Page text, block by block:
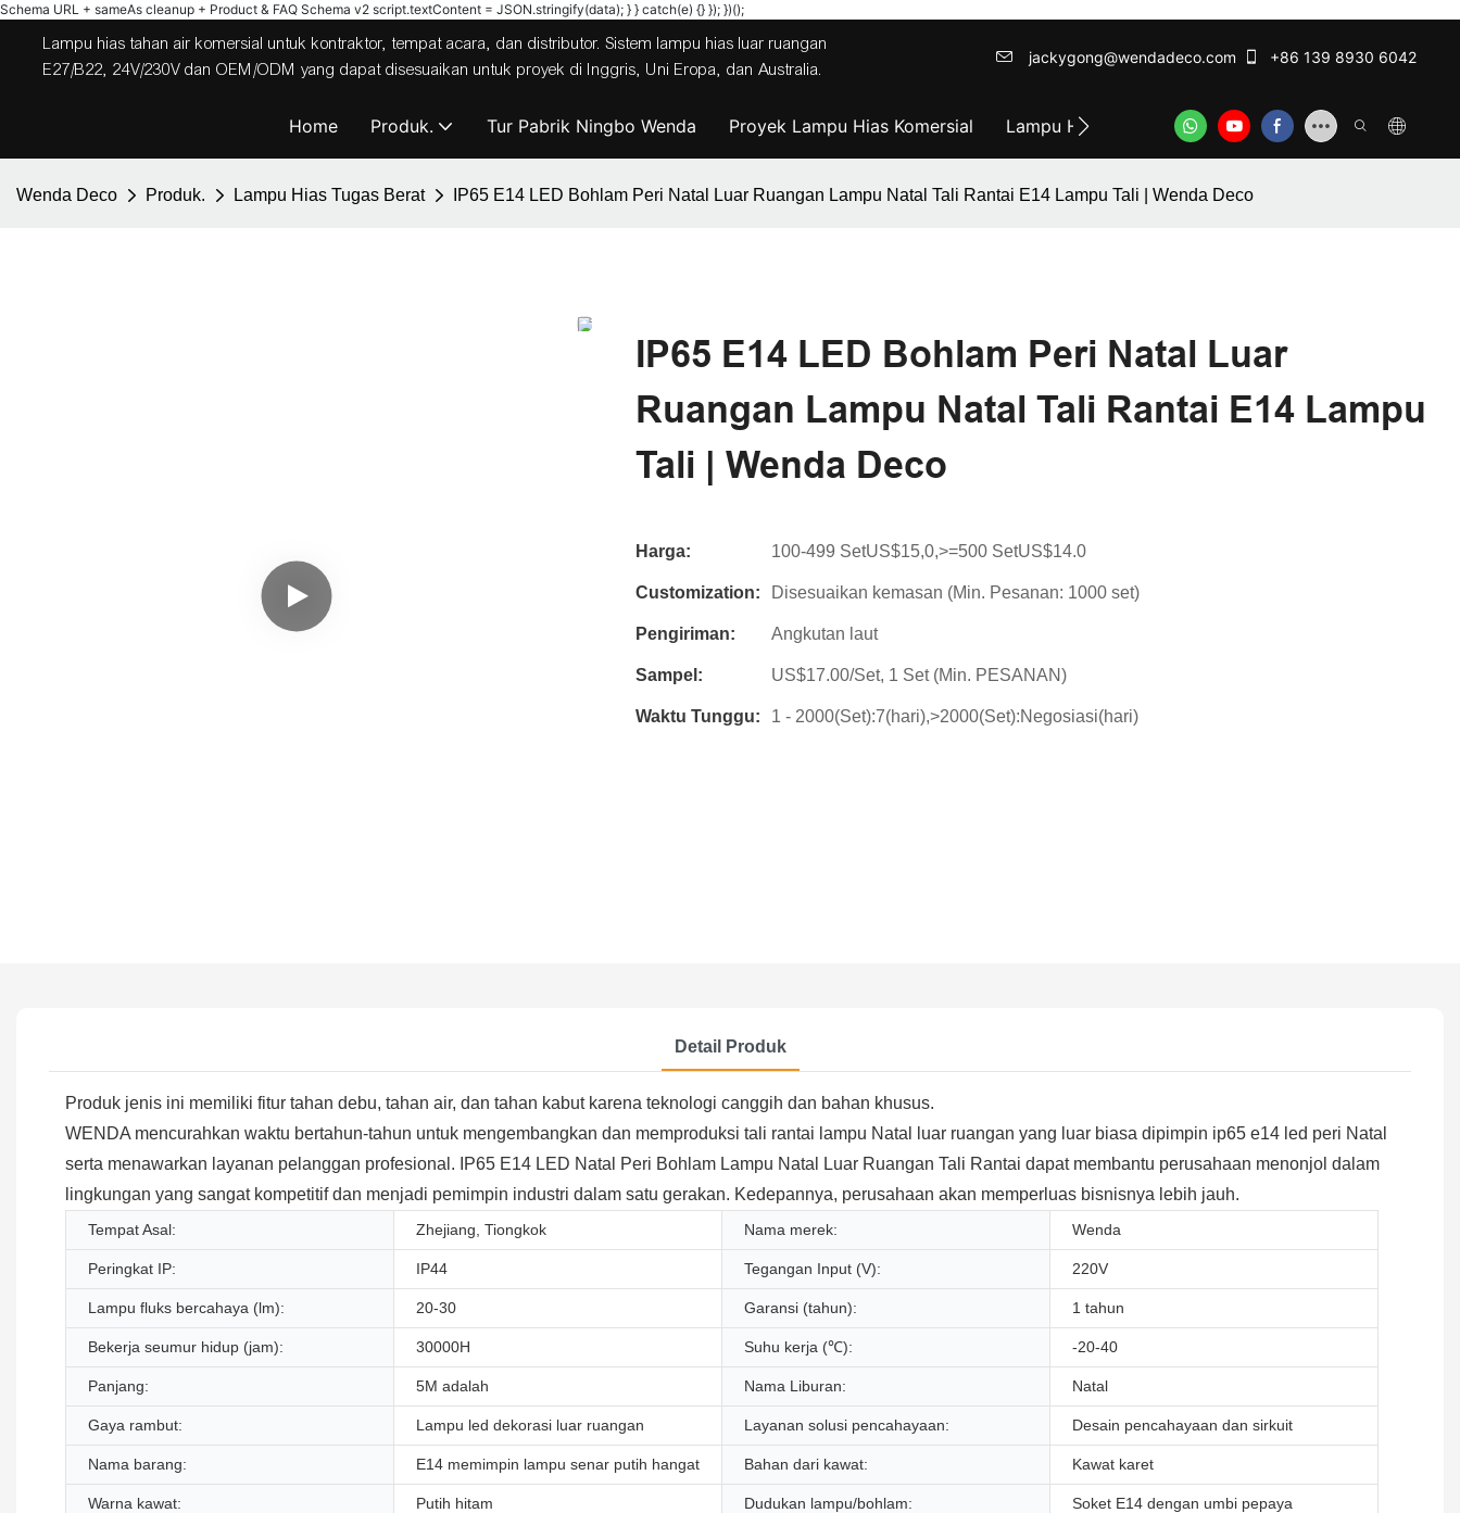
Schema URL + sameAs cleanup + Product & FAQ Schema v2 script.textContent = JSON.stringify(data); } } catch(e) {} }); })();
Lampu hias tahan air komersial untuk kontraktor, tempat acara, dan distributor. Sistem lampu hias luar ruangan
E27/B22, 24V/230V dan OEM/ODM yang dapat disesuaikan untuk proyek di Inggris, Uni Eropa, dan Australia.
jackygong@wendadeco.com​​​​​​​ +86 139 8930 6042
Home Produk. Tur Pabrik Ningbo Wenda Proyek Lampu Hias Komersial Lampu Hias Terbaik ODM/OEM SERVICE
Wenda Deco Produk. Lampu Hias Tugas Berat IP65 E14 LED Bohlam Peri Natal Luar Ruangan Lampu Natal Tali Rantai E14 Lampu Tali | Wenda Deco
IP65 E14 LED Bohlam Peri Natal Luar
Ruangan Lampu Natal Tali Rantai E14 Lampu
Tali | Wenda Deco
Harga: 100-499 SetUS$15,0,>=500 SetUS$14.0
Customization: Disesuaikan kemasan (Min. Pesanan: 1000 set)
Pengiriman: Angkutan laut
Sampel: US$17.00/Set, 1 Set (Min. PESANAN)
Waktu Tunggu: 1 - 2000(Set):7(hari),>2000(Set):Negosiasi(hari)
Detail Produk
Produk jenis ini memiliki fitur tahan debu, tahan air, dan tahan kabut karena teknologi canggih dan bahan khusus.
WENDA mencurahkan waktu bertahun-tahun untuk mengembangkan dan memproduksi tali rantai lampu Natal luar ruangan yang luar biasa dipimpin ip65 e14 led peri Natal
serta menawarkan layanan pelanggan profesional. IP65 E14 LED Natal Peri Bohlam Lampu Natal Luar Ruangan Tali Rantai dapat membantu perusahaan menonjol dalam
lingkungan yang sangat kompetitif dan menjadi pemimpin industri dalam satu gerakan. Kedepannya, perusahaan akan memperluas bisnisnya lebih jauh.
Tempat Asal: Zhejiang, Tiongkok Nama merek: Wenda
Peringkat IP: IP44 Tegangan Input (V): 220V
Lampu fluks bercahaya (lm): 20-30 Garansi (tahun): 1 tahun
Bekerja seumur hidup (jam): 30000H Suhu kerja (℃): -20-40
Panjang: 5M adalah Nama Liburan: Natal
Gaya rambut: Lampu led dekorasi luar ruangan Layanan solusi pencahayaan: Desain pencahayaan dan sirkuit
Nama barang: E14 memimpin lampu senar putih hangat Bahan dari kawat: Kawat karet
Warna kawat: Putih hitam Dudukan lampu/bohlam: Soket E14 dengan umbi pepaya